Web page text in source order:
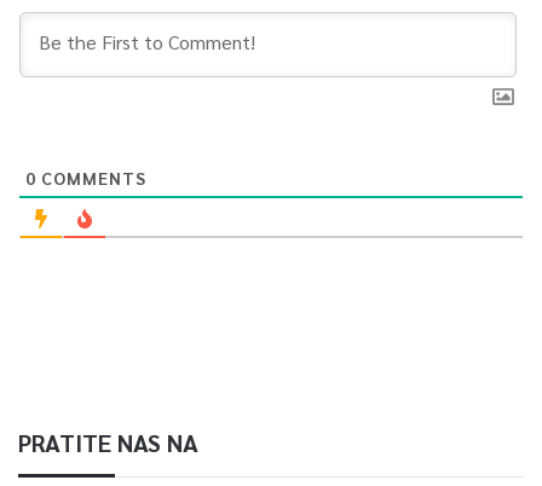
0 COMMENTS
PRATITE NAS NA